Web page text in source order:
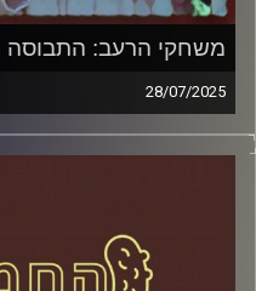
משחקי הרעב: התבוסה
28/07/2025
המערכת הפוליטית על ספת
דוד ופרופסור גלעד
קרדיט תמונות:AudioVersity